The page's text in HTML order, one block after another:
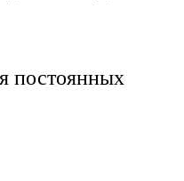
постоянных